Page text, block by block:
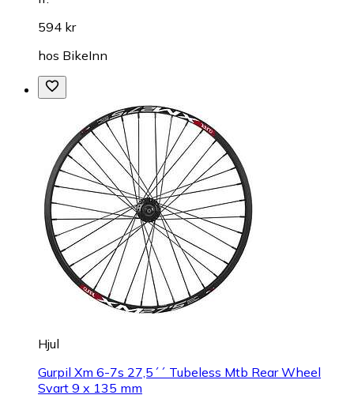
594 kr
hos BikeInn
Hjul
Gurpil Xm 6-7s 27,5´´ Tubeless Mtb Rear Wheel
Svart 9 x 135 mm